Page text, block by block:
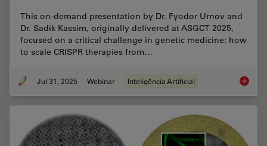
This on-demand presentation by Dr. Fyodor Urnov and
Dr. Sadik Kassim, originally delivered at ASGCT 2025,
focused on a critical challenge in genetic medicine: how
to scale CRISPR therapies from…
Jul 31, 2025 Webinar Inteligência Artificial